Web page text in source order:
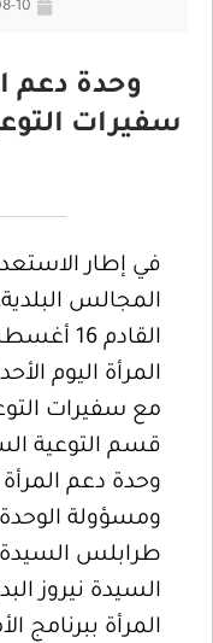
10
وحدة دعم
سفيرات
في إطار
المجالس
مع سفيرات
قسم التوعية
وحدة دعم
ومسؤولة الوحدة
طرابلس السيدة
السيدة نيروز
المرأة ببرنامج